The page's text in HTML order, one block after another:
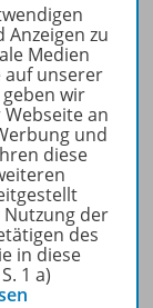
Anzeigen zu
Medien
auf unserer
wir
an
und
diese
der
des
in diese
1 a)